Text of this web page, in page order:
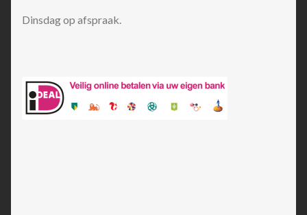
Dinsdag op afspraak.